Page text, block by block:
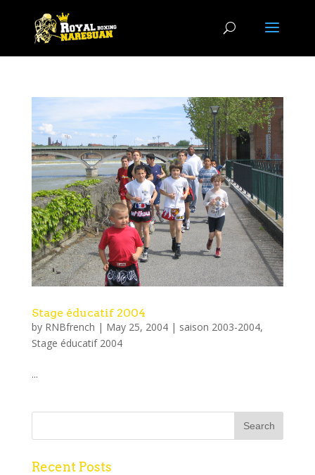
Stage éducatif 2004
by RNBfrench | May 25, 2004| saison 2003-2004,
Stage éducatif 2004
...
Recent Posts